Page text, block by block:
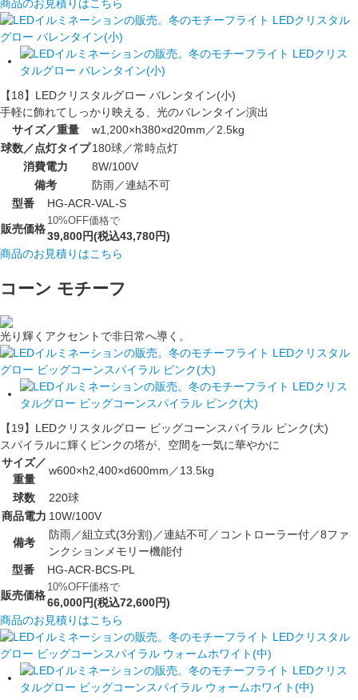
商品のお見積りはこちら
【18】LEDクリスタルグロー バレンタイン(小)
手軽に飾れてしっかり映える、光のバレンタイン演出
サイズ／重量
w1,200×h380×d20mm／2.5kg
球数／点灯タイプ180球／常時点灯
消費電力
8W/100V
備考
防雨／連結不可
型番
HG-ACR-VAL-S
販売価格
10%OFF価格で
39,800円(税込43,780円)
商品のお見積りはこちら
コーン モチーフ
光り輝くアクセントで非日常へ導く。
【19】LEDクリスタルグロー ビッグコーンスパイラル ピンク(大)
スパイラルに輝くピンクの塔が、空間を一気に華やかに
サイズ／
重量
w600×h2,400×d600mm／13.5kg
球数
220球
商品電力 10W/100V
備考
防雨／組立式(3分割)／連結不可／コントローラー付／8ファ
ンクションメモリー機能付
型番
HG-ACR-BCS-PL
販売価格
10%OFF価格で
66,000円(税込72,600円)
商品のお見積りはこちら